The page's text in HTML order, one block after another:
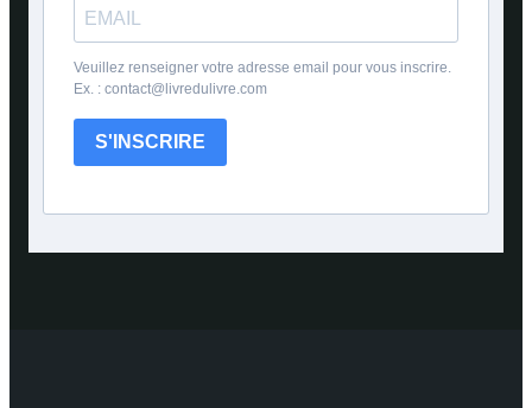
Veuillez renseigner votre adresse email pour vous inscrire.
Ex. : contact@livredulivre.com
S'INSCRIRE